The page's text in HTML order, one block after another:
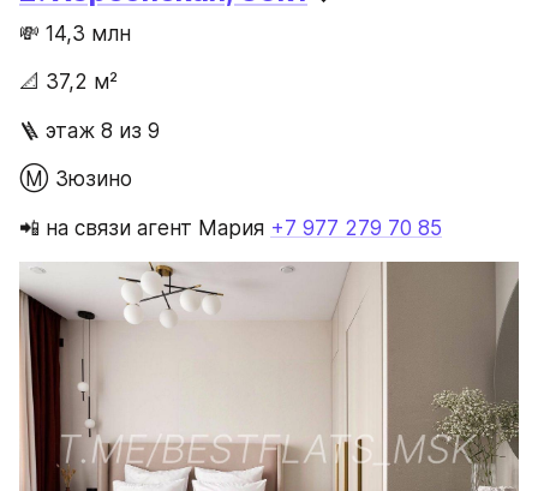
💸 14,3 млн
📐 37,2 м²
🪜 этаж 8 из 9
Ⓜ️ Зюзино
📲 на связи агент Мария ‪ +7 977 279 70 85‬